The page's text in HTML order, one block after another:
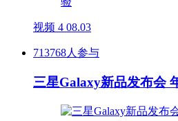
视频 4 08.03
713768人参与
三星Galaxy新品发布会